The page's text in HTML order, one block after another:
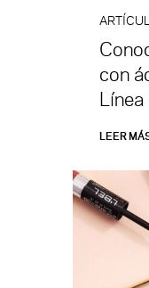
con
LEER